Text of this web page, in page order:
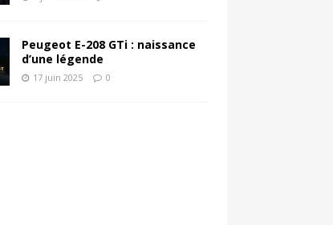
Peugeot E-208 GTi : naissance
d’une légende
17 juin 2025 0